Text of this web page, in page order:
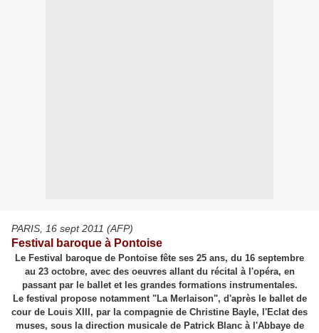
PARIS, 16 sept 2011 (AFP)
Festival baroque à Pontoise
Le Festival baroque de Pontoise fête ses 25 ans, du 16 septembre
au 23 octobre, avec des oeuvres allant du récital à l'opéra, en
passant par le ballet et les grandes formations instrumentales.
Le festival propose notamment "La Merlaison", d'après le ballet de
cour de Louis XIII, par la compagnie de Christine Bayle, l'Eclat des
muses, sous la direction musicale de Patrick Blanc à l'Abbaye de